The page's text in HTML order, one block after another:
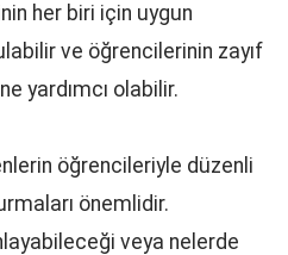
her biri için uygun
ve öğrencilerinin zayıf
yardımcı olabilir.
öğrencileriyle düzenli
önemlidir.
veya nelerde